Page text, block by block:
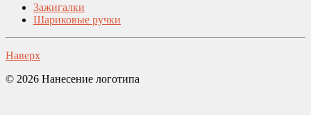
Зажигалки
Шариковые ручки
Наверх
© 2026 Нанесение логотипа